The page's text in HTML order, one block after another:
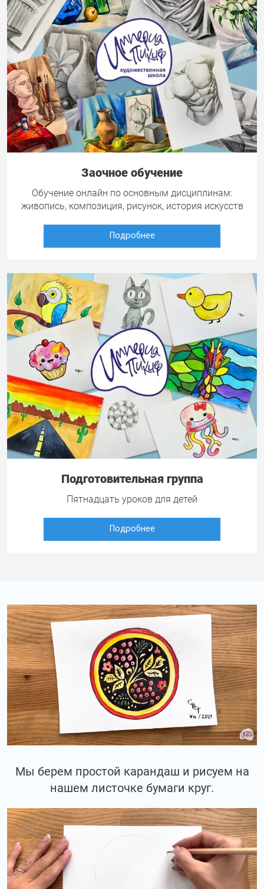
Заочное обучение
Обучение онлайн по основным дисциплинам:
живопись, композиция, рисунок, история искусств
Подробнее
Подготовительная группа
Пятнадцать уроков для детей
Подробнее
Мы берем простой карандаш и рисуем на
нашем листочке бумаги круг.